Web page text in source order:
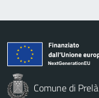
Comune di Prelà